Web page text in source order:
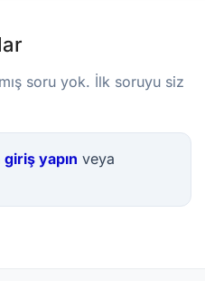
soru yok. İlk soruyu siz
giriş yapın veya